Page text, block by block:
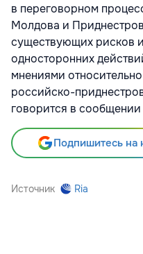
в переговорном
Молдова и
существующих рисков
односторонних
мнениями
российско-
говорится в сообщении
Подпишитесь на
Источник Ria